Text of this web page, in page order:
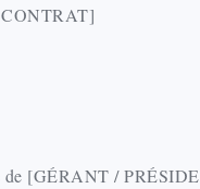
CONTRAT]
de [GÉRANT /